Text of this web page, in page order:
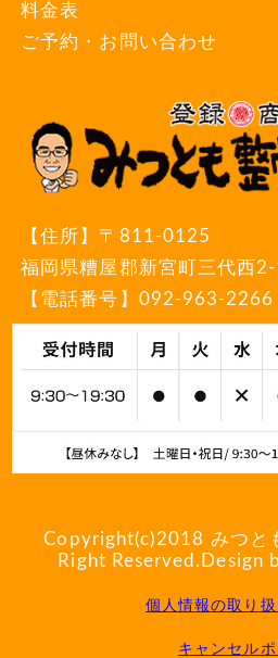
料金表
ご予約・お問い合わせ
【住所】 〒811-0125
福岡県糟屋郡新宮町三代西
【電話番号】 092-963-2266
Copyright(c)2018 みつと
Right Reserved.Design
個人情報の取り
キャンセル